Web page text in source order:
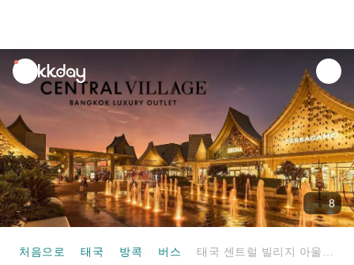
unread
notifications
8
처음으로 태국 방콕 버스